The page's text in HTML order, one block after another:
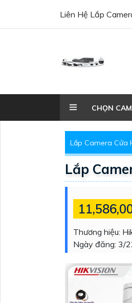
Liên Hệ Lắp
CHỌN
Lắp Camera Cửa
Lắp
Thương hiệu:
Ngày đăng: 3/